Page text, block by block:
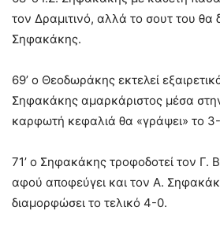
τον Δραμιτινό, αλλά το σουτ του θα
Σηφακάκης.
69’ ο Θεοδωράκης εκτελεί
Σηφακάκης αμαρκάριστος μέσα
καρφωτή κεφαλιά θα «γράψει» το
71’ ο Σηφακάκης τροφοδοτεί τον Γ.
αφού αποφεύγει και τον Α.
διαμορφώσει το τελικό 4-0.